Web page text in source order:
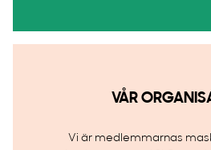
VÅR
Vi är medlemmarnas